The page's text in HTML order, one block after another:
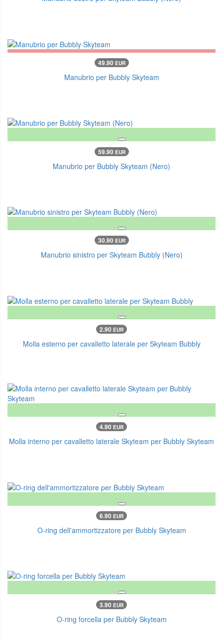
49.90 EUR
Manubrio per Bubbly Skyteam
59.90 EUR
Manubrio per Bubbly Skyteam (Nero)
30.90 EUR
Manubrio sinistro per Skyteam Bubbly (Nero)
2.90 EUR
Molla esterno per cavalletto laterale per Skyteam Bubbly
4.90 EUR
Molla interno per cavalletto laterale Skyteam per Bubbly Skyteam
6.90 EUR
O-ring dell'ammortizzatore per Bubbly Skyteam
3.90 EUR
O-ring forcella per Bubbly Skyteam